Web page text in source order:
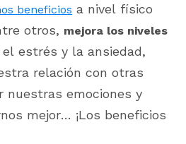
beneficios a nivel físico
otros, mejora los niveles
estrés y la ansiedad,
relación con otras
nuestras emociones y
mejor… ¡Los beneficios